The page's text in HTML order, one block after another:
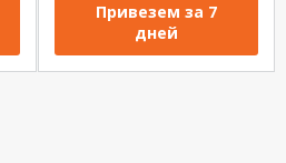
Привезем за 7
дней